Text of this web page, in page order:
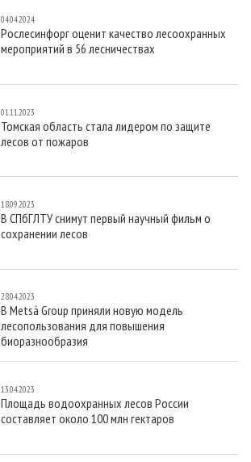
04.04.2024
Рослесинфорг оценит качество лесоохранных
мероприятий в 56 лесничествах
01.11.2023
Томская область стала лидером по защите
лесов от пожаров
18.09.2023
В СПбГЛТУ снимут первый научный фильм о
сохранении лесов
28.04.2023
В Metsä Group приняли новую модель
лесопользования для повышения
биоразнообразия
13.04.2023
Площадь водоохранных лесов России
составляет около 100 млн гектаров